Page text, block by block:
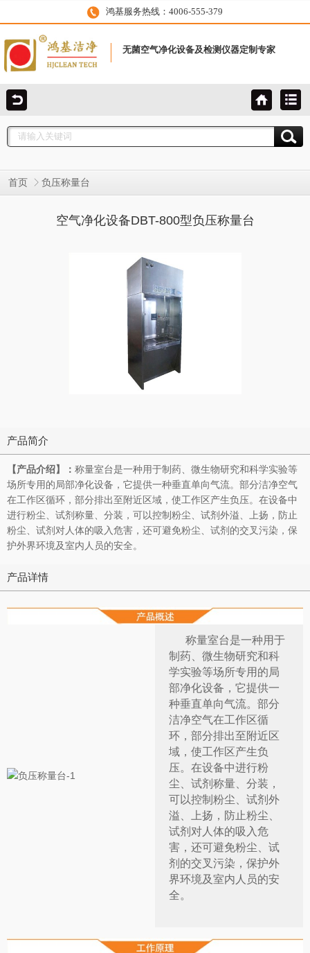
鸿基服务热线：4006-555-379
无菌空气净化设备及检测仪器定制专家
首页 负压称量台
空气净化设备DBT-800型负压称量台
产品简介
【产品介绍】： 称量室台是一种用于制药、微生物研究和科学实验等
场所专用的局部净化设备，它提供一种垂直单向气流。部分洁净空气
在工作区循环，部分排出至附近区域，使工作区产生负压。在设备中
进行粉尘、试剂称量、分装，可以控制粉尘、试剂外溢、上扬，防止
粉尘、试剂对人体的吸入危害，还可避免粉尘、试剂的交叉污染，保
护外界环境及室内人员的安全。
产品详情
称量室台是一种用于
制药、微生物研究和科
学实验等场所专用的局
部净化设备，它提供一
种垂直单向气流。部分
洁净空气在工作区循
环，部分排出至附近区
域，使工作区产生负
压。在设备中进行粉
尘、试剂称量、分装，
可以控制粉尘、试剂外
溢、上扬，防止粉尘、
试剂对人体的吸入危
害，还可避免粉尘、试
剂的交叉污染，保护外
界环境及室内人员的安
全。